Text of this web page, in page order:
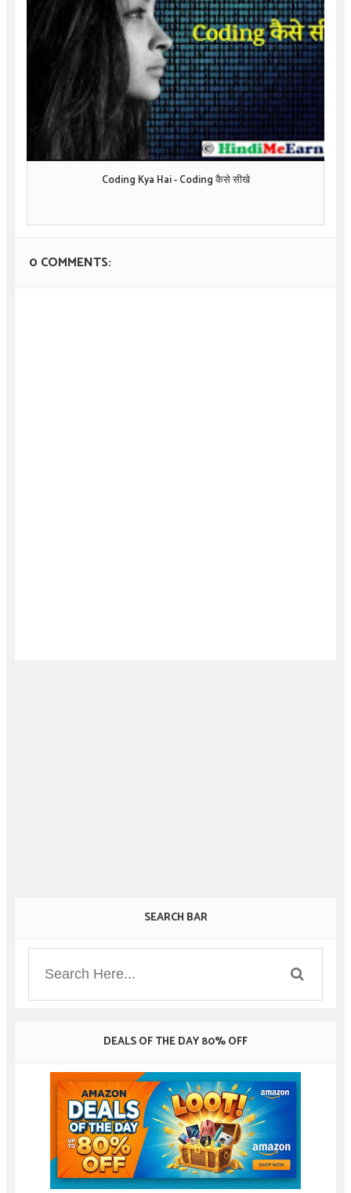
Coding Kya Hai - Coding कैसे सीखे
0 COMMENTS:
SEARCH BAR
DEALS OF THE DAY 80% OFF